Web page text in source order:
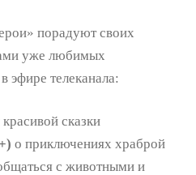
порадуют своих
уже любимых
эфире телеканала:
сказки
о приключениях храброй
с животными и